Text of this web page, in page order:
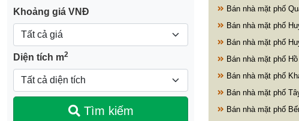
Khoảng giá VNĐ
Diện tích m2
Tìm kiếm
Bán nhà mặt phố
Bán nhà mặt phố
Bán nhà mặt phố
Bán nhà mặt phố
Bán nhà mặt phố
Bán nhà mặt phố
Bán nhà mặt phố